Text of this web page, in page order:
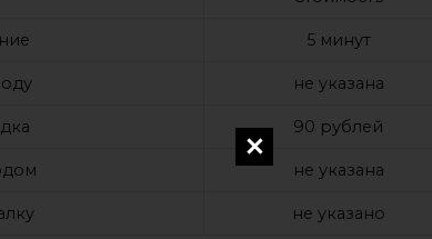
5 минут
не указана
90 рублей
не указана
не указано